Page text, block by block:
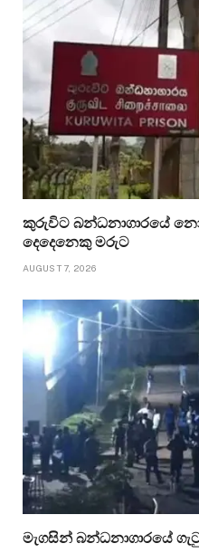
කුරුවිට බන්ධනාගාරයේ
දෙදෙනෙකු මරුට
AUGUST 7, 2026
මැගසින් බන්ධනාගාරයේ